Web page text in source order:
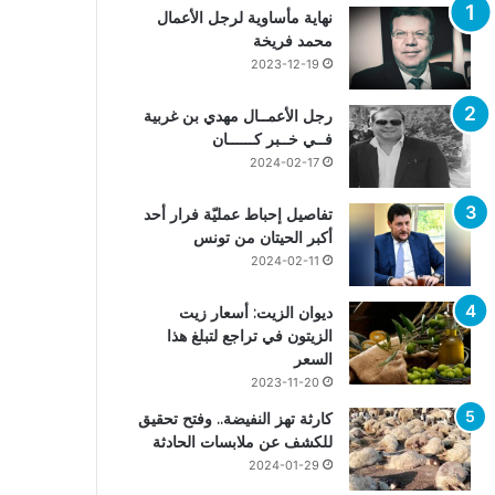
نهاية مأساوية لرجل الأعمال
محمد فريخة
2023-12-19
رجل الأعمــال مهدي بن غربية
فــي خــبر كــــــان
2024-02-17
تفاصيل إحباط عمليّة فرار أحد
أكبر الحيتان من تونس
2024-02-11
ديوان الزيت: أسعار زيت
الزيتون في تراجع لتبلغ هذا
السعر
2023-11-20
كارثة تهز النفيضة.. وفتح تحقيق
للكشف عن ملابسات الحادثة
2024-01-29